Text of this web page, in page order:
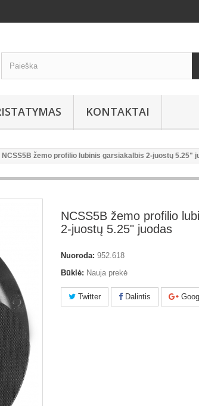
KONTAKTAI
NCSS5B žemo profilio lubinis garsiakalbis 2-juostų 5.25"
NCSS5B žemo profilio
2-juostų 5.25" juodas
Nuoroda: 952.618
Būklė: Nauja prekė
Twitter Dalintis